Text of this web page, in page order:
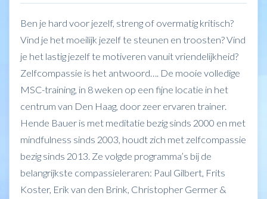
Ben je hard voor jezelf, streng of overmatig kritisch?
Vind je het moeilijk jezelf te steunen en troosten? Vind
je het lastig jezelf te motiveren vanuit vriendelijkheid?
Zelfcompassie is het antwoord…. De mooie volledige
MSC-training, in 8 weken op een fijne locatie in het
centrum van Den Haag, door zeer ervaren trainer.
Hende Bauer is met meditatie bezig sinds 2000 en met
mindfulness sinds 2003, houdt zich met zelfcompassie
bezig sinds 2013. Ze volgde programma’s bij de
belangrijkste compassieleraren: Paul Gilbert, Frits
Koster, Erik van den Brink, Christopher Germer &